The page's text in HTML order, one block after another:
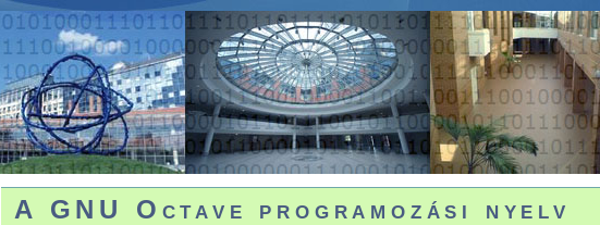
A GNU Octave programozási nyelv